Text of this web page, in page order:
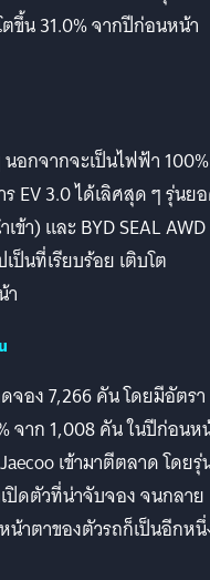
ขึ้น 31.0% จากปีก่อนหน้า
อกจากจะเป็นไฟฟ้า 100%
EV 3.0 ได้เลิศสุด ๆ รุ่นย
ข้า) และ BYD SEAL AWD
ป็นที่เรียบร้อย เติบโต
า
อง 7,266 คัน โดยมีอัตรา
จาก 1,008 คัน ในปีก่อนห
เข้ามาตีตลาด โดย
เปิดตัวที่น่าจับจอง จนกลาย
น้าตาของตัวรถก็เป็นอีกห